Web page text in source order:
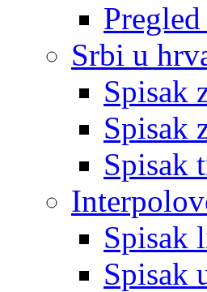
Srbi u
Spisak
Spisak
Spisak
Spisak
Spisak